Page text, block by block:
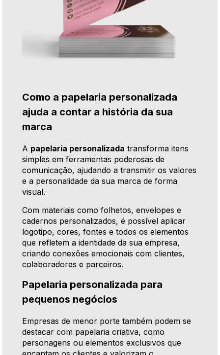
Como a papelaria personalizada
ajuda a contar a história da sua
marca
A papelaria personalizada transforma itens
simples em ferramentas poderosas de
comunicação, ajudando a transmitir os valores
e a personalidade da sua marca de forma
visual.
Com materiais como folhetos, envelopes e
cadernos personalizados, é possível aplicar
logotipo, cores, fontes e todos os elementos
que refletem a identidade da sua empresa,
criando conexões emocionais com clientes,
colaboradores e parceiros.
Papelaria personalizada para
pequenos negócios
Empresas de menor porte também podem se
destacar com papelaria criativa, como
personagens ou elementos exclusivos que